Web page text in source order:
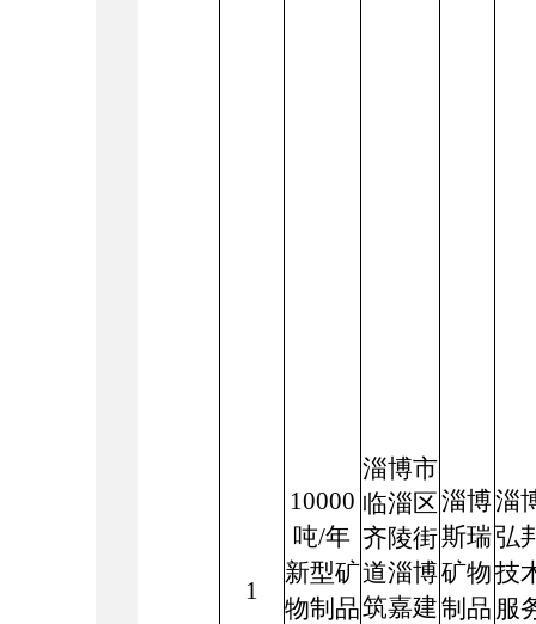
1
10000
吨/年
新型矿
物制品
淄博市
临淄区
齐陵街
道淄博
筑嘉建
淄博
斯瑞
矿物
制品
淄
弘
技
服